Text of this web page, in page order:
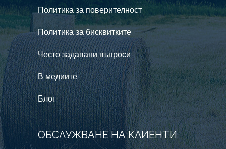
Политика за поверителност
Политика за бисквитките
Често задавани въпроси
В медиите
Блог
ОБСЛУЖВАНЕ НА КЛИЕНТИ